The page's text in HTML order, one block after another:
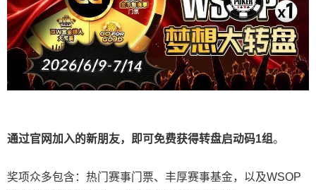
通过官网加入的新朋友，即可免费获得转盘启动码1组。
奖项众多包含：热门赛事门票、丰厚赛事基金，以及WSOP